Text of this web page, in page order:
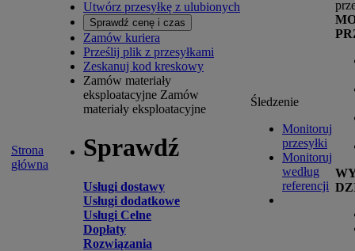
Strona
główna
Utwórz przesyłkę z ulubionych
Sprawdź cenę i czas
Zamów kuriera
Prześlij plik z przesyłkami
Zeskanuj kod kreskowy
Zamów materiały
eksploatacyjne Zamów
materiały eksploatacyjne
Sprawdź
Usługi dostawy
Usługi dodatkowe
Usługi Celne
Dopłaty
Rozwiązania
Śledzenie
Monitoruj
przesyłki
Monitoruj
według
referencji